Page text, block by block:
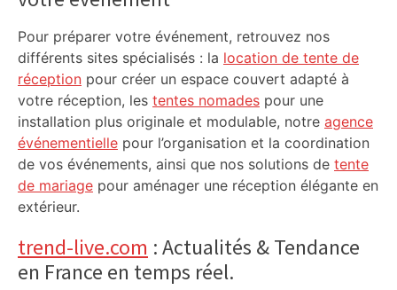
Pour préparer votre événement, retrouvez nos
différents sites spécialisés : la location de tente de
réception pour créer un espace couvert adapté à
votre réception, les tentes nomades pour une
installation plus originale et modulable, notre agence
événementielle pour l’organisation et la coordination
de vos événements, ainsi que nos solutions de tente
de mariage pour aménager une réception élégante en
extérieur.
trend-live.com : Actualités & Tendance
en France en temps réel.